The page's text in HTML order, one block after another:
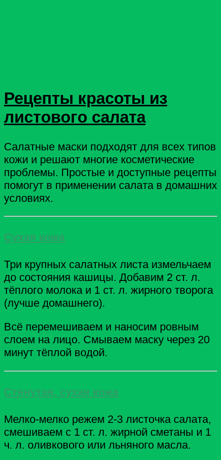
Рецепты красоты из
листового салата
Салатные маски подходят для всех типов
кожи и решают многие косметические
проблемы. Простые и доступные рецепты
помогут в применении салата в домашних
условиях.
Сухая кожа
Три крупных салатных листа измельчаем
до состояния кашицы. Добавим 2 ст. л.
тёплого молока и 1 ст. л. жирного творога
(лучше домашнего).
Всё перемешиваем и наносим ровным
слоем на лицо. Смываем маску через 20
минут тёплой водой.
Стянутая, сухая кожа
Мелко-мелко режем 2-3 листочка салата,
смешиваем с 1 ст. л. жирной сметаны и 1
ч. л. оливкового или льняного масла.